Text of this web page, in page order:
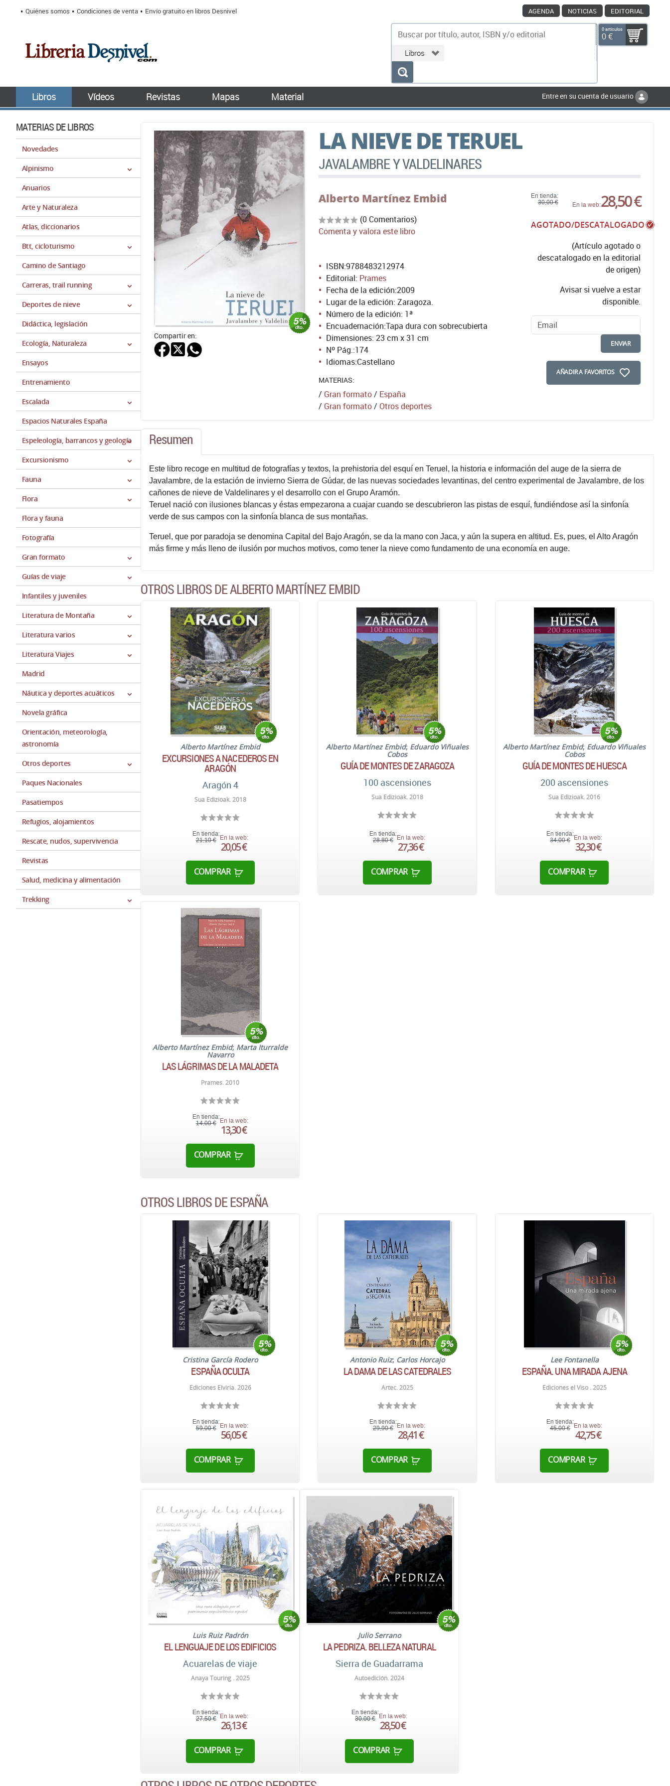
Quiénes somos Condiciones de venta Envío gratuito en libros Desnivel AGENDA NOTICIAS EDITORIAL
0 artículos
0 €
Libros Vídeos Revistas Mapas Material Entre en su cuenta de usuario
MATERIAS DE LIBROS
Novedades
Alpinismo
Anuarios
Arte y Naturaleza
Atlas, diccionarios
Btt, cicloturismo
Camino de Santiago
Carreras, trail running
Deportes de nieve
Didáctica, legislación
Ecología, Naturaleza
Ensayos
Entrenamiento
Escalada
Espacios Naturales España
Espeleología, barrancos y geología
Excursionismo
Fauna
Flora
Flora y fauna
Fotografía
Gran formato
Guías de viaje
Infantiles y juveniles
Literatura de Montaña
Literatura varios
Literatura Viajes
Madrid
Náutica y deportes acuáticos
Novela gráfica
Orientación, meteorología,
astronomía
Otros deportes
Paques Nacionales
Pasatiempos
Refugios, alojamientos
Rescate, nudos, supervivencia
Revistas
Salud, medicina y alimentación
Trekking
LA NIEVE DE TERUEL
JAVALAMBRE Y VALDELINARES
Compartir en:
Alberto Martínez Embid
(0 Comentarios)
Comenta y valora este libro
En tienda:
30,00 €
En la web:28,50 €
AGOTADO/DESCATALOGADO
(Artículo agotado o
descatalogado en la editorial
de origen)
Avisar si vuelve a estar
disponible.
ENVIAR
AÑADIR A FAVORITOS
ISBN:9788483212974
Editorial: Prames
Fecha de la edición:2009
Lugar de la edición: Zaragoza.
Número de la edición: 1ª
Encuadernación:Tapa dura con sobrecubierta
Dimensiones: 23 cm x 31 cm
Nº Pág.:174
Idiomas:Castellano
MATERIAS:
/ Gran formato/ España
/ Gran formato/ Otros deportes
Resumen
Este libro recoge en multitud de fotografías y textos, la prehistoria del esquí en Teruel, la historia e información del auge de la sierra de
Javalambre, de la estación de invierno Sierra de Gúdar, de las nuevas sociedades levantinas, del centro experimental de Javalambre, de los
cañones de nieve de Valdelinares y el desarrollo con el Grupo Aramón.
Teruel nació con ilusiones blancas y éstas empezarona a cuajar cuando se descubrieron las pistas de esquí, fundiéndose así la sinfonía
verde de sus campos con la sinfonía blanca de sus montañas.
Teruel, que por paradoja se denomina Capital del Bajo Aragón, se da la mano con Jaca, y aún la supera en altitud. Es, pues, el Alto Aragón
más firme y más lleno de ilusión por muchos motivos, como tener la nieve como fundamento de una economía en auge.
OTROS LIBROS DE ALBERTO MARTÍNEZ EMBID
Alberto Martínez Embid
EXCURSIONES A NACEDEROS EN
ARAGÓN
Aragón 4
Sua Edizioak. 2018
En tienda:
21,10 € En la web:
20,05 €
COMPRAR
Alberto Martínez Embid; Eduardo Viñuales
Cobos
GUÍA DE MONTES DE ZARAGOZA
100 ascensiones
Sua Edizioak. 2018
En tienda:
28,80 € En la web:
27,36 €
COMPRAR
Alberto Martínez Embid; Eduardo Viñuales
Cobos
GUÍA DE MONTES DE HUESCA
200 ascensiones
Sua Edizioak. 2016
En tienda:
34,00 €
En la web:
32,30 €
COMPRAR
Alberto Martínez Embid; Marta Iturralde
Navarro
LAS LÁGRIMAS DE LA MALADETA
Prames. 2010
En tienda:
14,00 € En la web:
13,30 €
COMPRAR
OTROS LIBROS DE ESPAÑA
Cristina García Rodero
ESPAÑA OCULTA
Ediciones Elviria. 2026
En tienda:
59,00 € En la web:
56,05 €
COMPRAR
Antonio Ruiz; Carlos Horcajo
LA DAMA DE LAS CATEDRALES
Artec. 2025
En tienda:
29,90 € En la web:
28,41 €
COMPRAR
Lee Fontanella
ESPAÑA. UNA MIRADA AJENA
Ediciones el Viso . 2025
En tienda:
45,00 €
En la web:
42,75 €
COMPRAR
Luis Ruiz Padrón
EL LENGUAJE DE LOS EDIFICIOS
Acuarelas de viaje
Anaya Touring . 2025
En tienda:
27,50 € En la web:
26,13 €
COMPRAR
Julio Serrano
LA PEDRIZA. BELLEZA NATURAL
Sierra de Guadarrama
Autoedición. 2024
En tienda:
30,00 € En la web:
28,50 €
COMPRAR